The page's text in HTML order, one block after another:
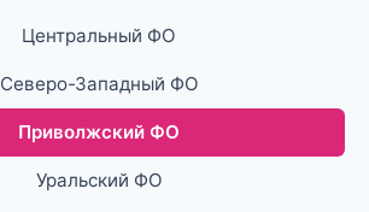
Центральный ФО
Северо-Западный ФО
Приволжский ФО
Уральский ФО